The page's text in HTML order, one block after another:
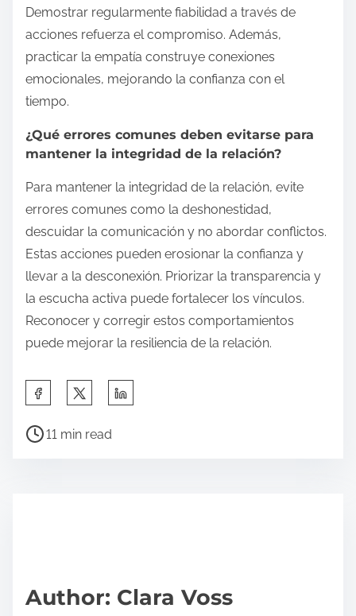
Demostrar regularmente fiabilidad a través de
acciones refuerza el compromiso. Además,
practicar la empatía construye conexiones
emocionales, mejorando la confianza con el
tiempo.
¿Qué errores comunes deben evitarse para
mantener la integridad de la relación?
Para mantener la integridad de la relación, evite
errores comunes como la deshonestidad,
descuidar la comunicación y no abordar conflictos.
Estas acciones pueden erosionar la confianza y
llevar a la desconexión. Priorizar la transparencia y
la escucha activa puede fortalecer los vínculos.
Reconocer y corregir estos comportamientos
puede mejorar la resiliencia de la relación.
a
p
P
t
11 min read
Author: Clara Voss